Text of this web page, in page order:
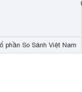
phần So Sánh Việt Nam